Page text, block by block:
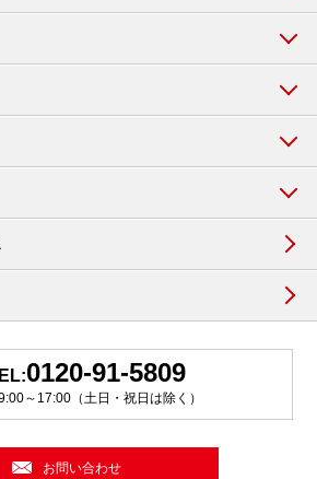
0120-91-5809
～17:00（土日・祝日は除く）
お問い合わせ